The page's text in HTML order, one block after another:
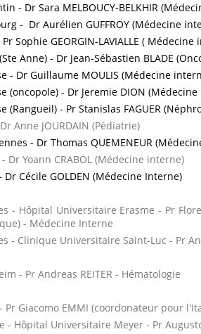
- Dr Sara MELBOUCY-BELKHIR
- Dr Aurélien GUFFROY (Médecine
Sophie GEORGIN-LAVIALLE ( Médecine
Anne) - Dr Jean-Sébastien BLADE
- Dr Guillaume MOULIS (Médecine
(oncopole) - Dr Jeremie DION
(Rangueil) - Pr Stanislas FAGUER
Anne JOURDAIN (Pédiatrie)
- Dr Thomas QUEMENEUR
Dr Yoann CRABOL (Médecine interne)
Dr Cécile GOLDEN (Médecine Interne)
- Hôpital Universitaire Erasme - Pr
- Médecine Interne
- Clinique Universitaire Saint-Luc - Pr
- Pr Andreas REITER - Hématologie
Pr Giacomo EMMI (coordonateur pour
- Hôpital Universitaire Meyer - Pr